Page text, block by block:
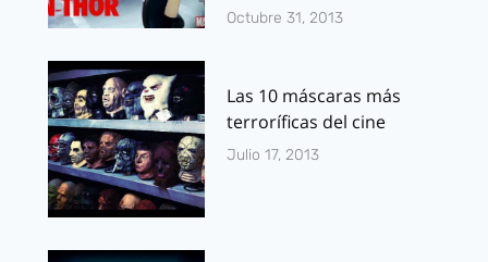
Octubre 31, 2013
Las 10 máscaras más
terroríficas del cine
Julio 17, 2013